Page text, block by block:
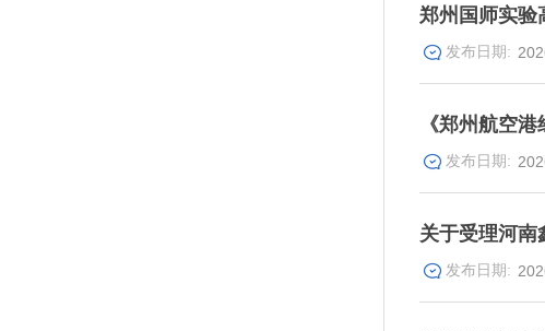
郑州国师实验
《郑州航空
关于受理河南